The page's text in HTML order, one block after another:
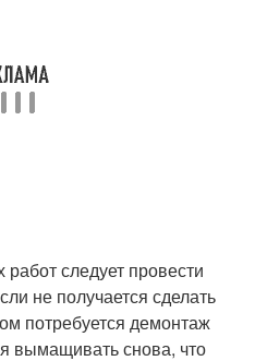
следует провести
не получается сделать
потребуется демонтаж
вымащивать снова, что